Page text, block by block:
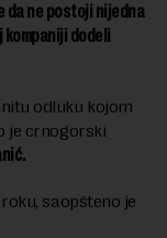
da ne postoji nijedna
dodeli
odluku kojom
je crnogorski
saopšteno je